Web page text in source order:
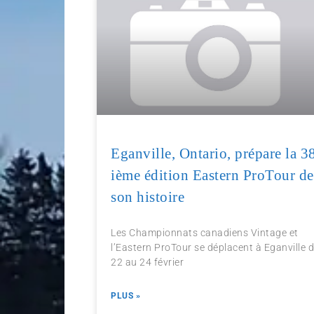
Eganville, Ontario, prépare la
ième édition Eastern ProTour de
son histoire
Les Championnats canadiens Vintage et
l’Eastern ProTour se déplacent à Eganville
22 au 24 février
PLUS »